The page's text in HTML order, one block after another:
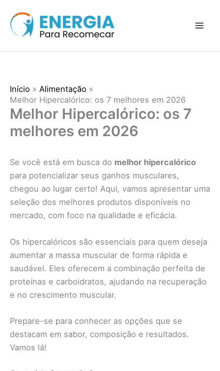
para
Início
Alimentação
Melhor Hipercalórico: os 7 melhores em 2026
Melhor Hipercalórico: os 7
melhores em 2026
Se você está em busca do melhor hipercalórico
para potencializar seus ganhos musculares,
chegou ao lugar certo! Aqui, vamos apresentar uma
seleção dos melhores produtos disponíveis no
mercado, com foco na qualidade e eficácia.
Os hipercalóricos são essenciais para quem deseja
aumentar a massa muscular de forma rápida e
saudável. Eles oferecem a combinação perfeita de
proteínas e carboidratos, ajudando na recuperação
e no crescimento muscular.
Prepare-se para conhecer as opções que se
destacam em sabor, composição e resultados.
Vamos lá!